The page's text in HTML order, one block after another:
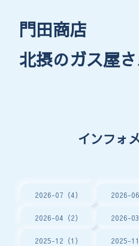
門田商店
北摂のガス屋
インフォ
2026-07（4） 2026-06
2026-04（2） 2026-03
2025-12（1） 2025-11